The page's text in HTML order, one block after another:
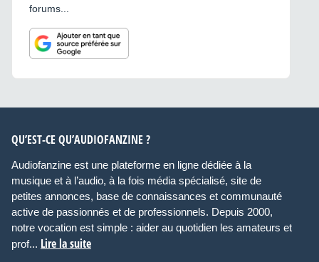
forums...
QU’EST-CE QU’AUDIOFANZINE ?
Audiofanzine est une plateforme en ligne dédiée à la
musique et à l’audio, à la fois média spécialisé, site de
petites annonces, base de connaissances et communauté
active de passionnés et de professionnels. Depuis 2000,
notre vocation est simple : aider au quotidien les amateurs et
prof... Lire la suite